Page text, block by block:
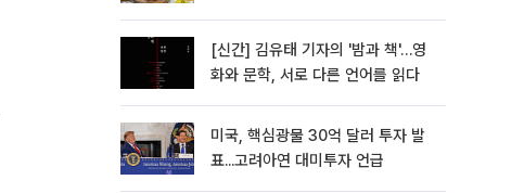
[신간] 김유태 기자의 '밤과 책'…영
화와 문학, 서로 다른 언어를 읽다
미국, 핵심광물 30억 달러 투자 발
표...고려아연 대미투자 언급